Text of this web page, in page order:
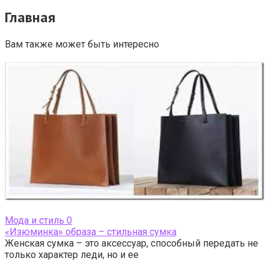
Главная
Вам также может быть интересно
Мода и стиль 0
«Изюминка» образа – стильная сумка
Женская сумка – это аксессуар, способный передать не
только характер леди, но и ее